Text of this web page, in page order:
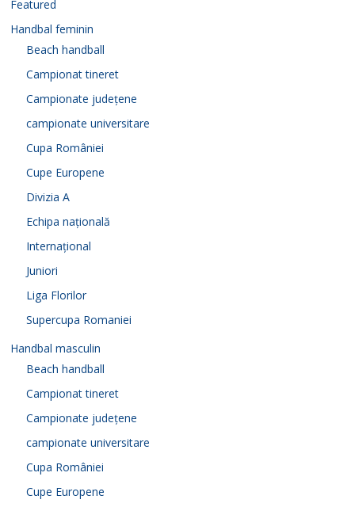
Featured
Handbal feminin
Beach handball
Campionat tineret
Campionate județene
campionate universitare
Cupa României
Cupe Europene
Divizia A
Echipa națională
Internațional
Juniori
Liga Florilor
Supercupa Romaniei
Handbal masculin
Beach handball
Campionat tineret
Campionate județene
campionate universitare
Cupa României
Cupe Europene